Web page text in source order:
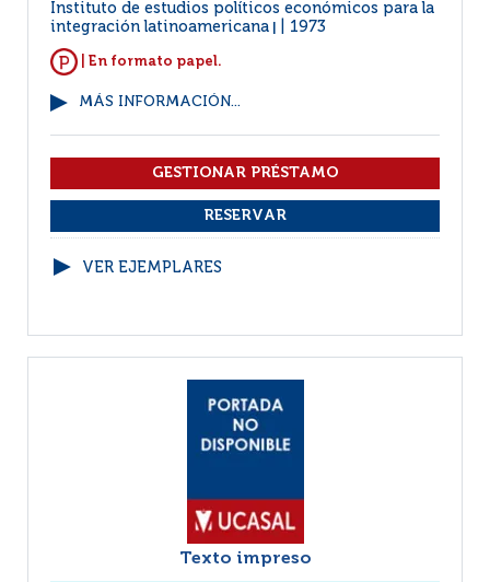
Instituto de estudios políticos económicos para la
integración latinoamericana
1973
| En formato papel.
MÁS INFORMACIÓN...
VER EJEMPLARES
Texto impreso